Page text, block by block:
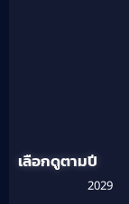
เลือกดูตามปี
2029